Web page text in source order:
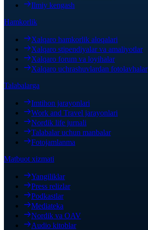
Ilmiy kengash
Hamkorlik
Xalqaro hamkorlik aloqalari
Xalqaro stipendiyalar va amaliyotlar
Xalqaro forum va loyihalar
Xalqaro uchrashuvlardan fotolavhalar
Talabalarga
Imtihon jarayonlari
Work and Travel jarayonlari
Nordik life jurnali
Talabalar uchun manbalar
Fotojamlanma
Matbuot xizmati
Yangiliklar
Press relizlar
Podkastlar
Mediateka
Nordik va OAV
Audio kitoblar